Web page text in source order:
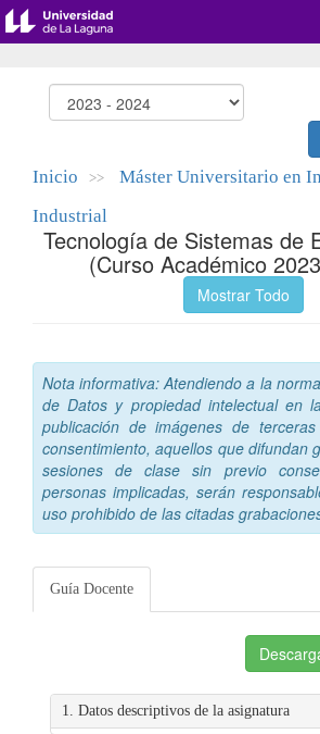
Inicio >>
Máster Universitario en
Industrial
Tecnología de Sistemas de
(Curso Académico
Mostrar Todo
Nota informativa: Atendiendo a la
de Datos y propiedad intelectual en
publicación de imágenes de
consentimiento, aquellos que difundan
sesiones de clase sin previo
personas implicadas, serán
uso prohibido de las citadas
Guía Docente
1. Datos descriptivos de la asignatura